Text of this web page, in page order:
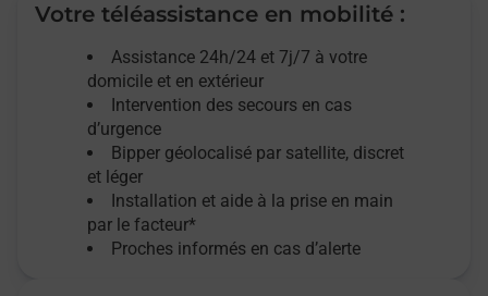
Votre téléassistance en mobilité :
Assistance 24h/24 et 7j/7 à votre
domicile et en extérieur
Intervention des secours en cas
d’urgence
Bipper géolocalisé par satellite, discret
et léger
Installation et aide à la prise en main
par le facteur*
Proches informés en cas d’alerte